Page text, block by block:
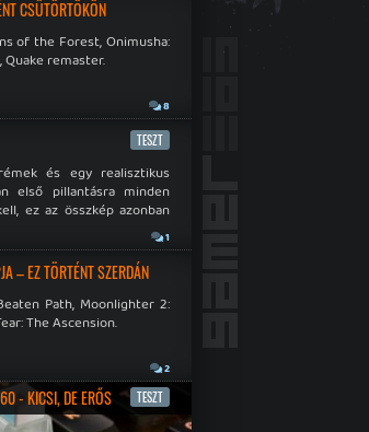
CSÜTÖRTÖKÖN
of the Forest, Onimusha:
Quake remaster.
8
TESZT
és egy realisztikus
első pillantásra minden
ez az összkép azonban
1
– EZ TÖRTÉNT SZERDÁN
Path, Moonlighter 2:
The Ascension.
2
- KICSI, DE ERŐS TESZT